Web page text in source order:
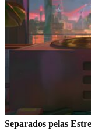
Separados pelas